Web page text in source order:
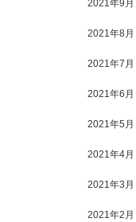
2021年9月
2021年8月
2021年7月
2021年6月
2021年5月
2021年4月
2021年3月
2021年2月